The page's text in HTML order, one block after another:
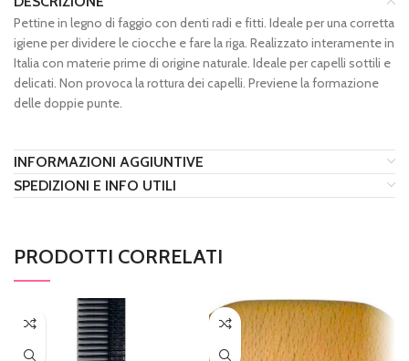
Pettine in legno di faggio con denti radi e fitti. Ideale per una corretta
igiene per dividere le ciocche e fare la riga. Realizzato interamente in
Italia con materie prime di origine naturale. Ideale per capelli sottili e
delicati. Non provoca la rottura dei capelli. Previene la formazione
delle doppie punte.
INFORMAZIONI AGGIUNTIVE
SPEDIZIONI E INFO UTILI
PRODOTTI CORRELATI